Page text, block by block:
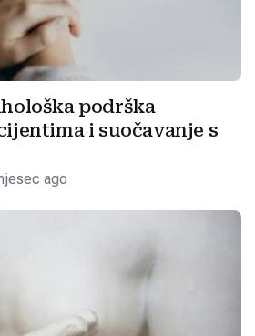
podrška
i suočavanje s
ago